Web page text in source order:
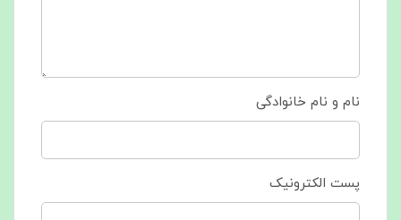
نام و نام خانوادگی
پست الکترونیک